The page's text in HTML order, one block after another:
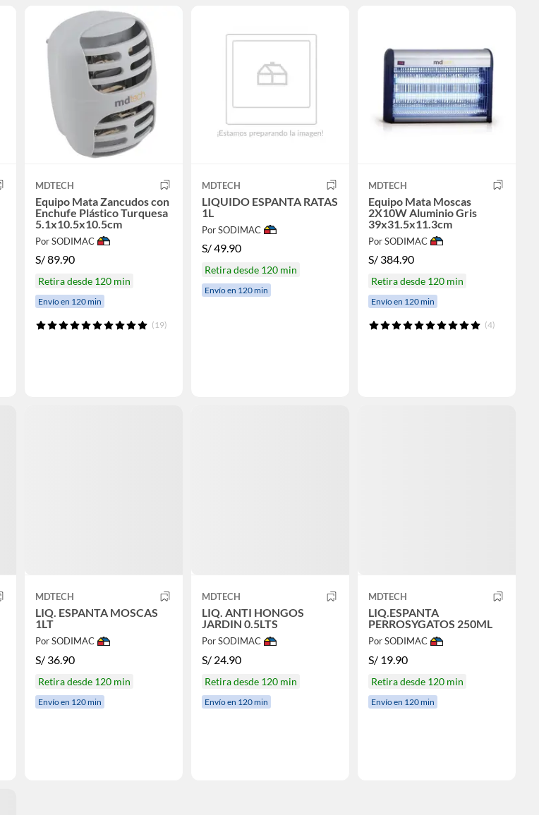
MDTECH
Equipo Mata Zancudos con
Enchufe Plástico Turquesa
5.1x10.5x10.5cm
Por SODIMAC
S/89.90
Retira desde 120 min
Envío en 120 min
(19)
MDTECH
LIQUIDO ESPANTA RATAS
1L
Por SODIMAC
S/49.90
Retira desde 120 min
Envío en 120 min
MDTECH
Equipo Mata Moscas
2X10W Aluminio Gris
39x31.5x11.3cm
Por SODIMAC
S/ 384.90
Retira desde 120 min
Envío en 120 min
(4)
MDTECH
LIQ. ESPANTA MOSCAS
1LT
Por SODIMAC
S/ 36.90
Retira desde 120 min
Envío en 120 min
MDTECH
LIQ. ANTI HONGOS
JARDIN 0.5LTS
Por SODIMAC
S/ 24.90
Retira desde 120 min
Envío en 120 min
MDTECH
LIQ.ESPANTA
PERROSYGATOS 250ML
Por SODIMAC
S/ 19.90
Retira desde 120 min
Envío en 120 min